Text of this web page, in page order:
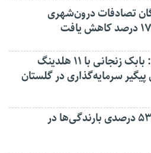
تصادفات درون‌شهری
استاندار: بابک زنجانی با ۱۱ هلدینگ
سرمایه‌گذاری در گلستان
افزایش ۵۳ درصدی بارندگی‌ها در